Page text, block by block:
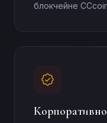
блокчейне